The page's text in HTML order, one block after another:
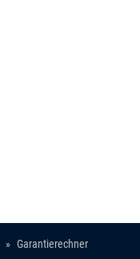
Garantierechner